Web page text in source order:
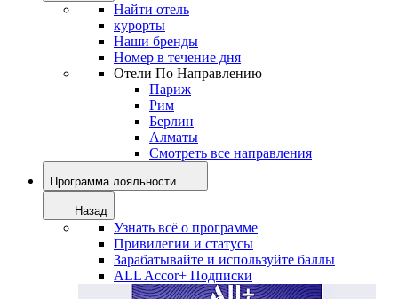
Найти отель
курорты
Наши бренды
Номер в течение дня
Отели По Направлению
Париж
Рим
Берлин
Алматы
Смотреть все направления
Программа лояльности
Назад
Узнать всё о программе
Привилегии и статусы
Зарабатывайте и используйте баллы
ALL Accor+ Подписки